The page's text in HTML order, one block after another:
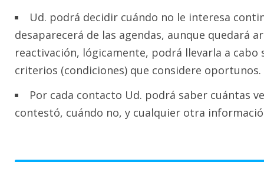
Ud. podrá decidir cuándo no le interesa
desaparecerá de las agendas, aunque quedará
reactivación, lógicamente, podrá llevarla a
criterios (condiciones) que considere oportunos.
Por cada contacto Ud. podrá saber cuántas
contestó, cuándo no, y cualquier otra